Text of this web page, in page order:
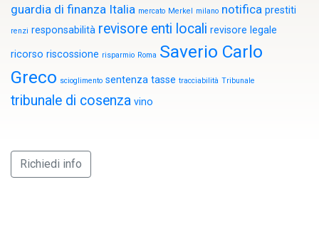
guardia di finanza Italia mercato Merkel milano notifica prestiti
renzi responsabilità revisore enti locali revisore legale
ricorso riscossione risparmio Roma Saverio Carlo
Greco scioglimento sentenza tasse tracciabilità Tribunale
tribunale di cosenza vino
Richiedi info